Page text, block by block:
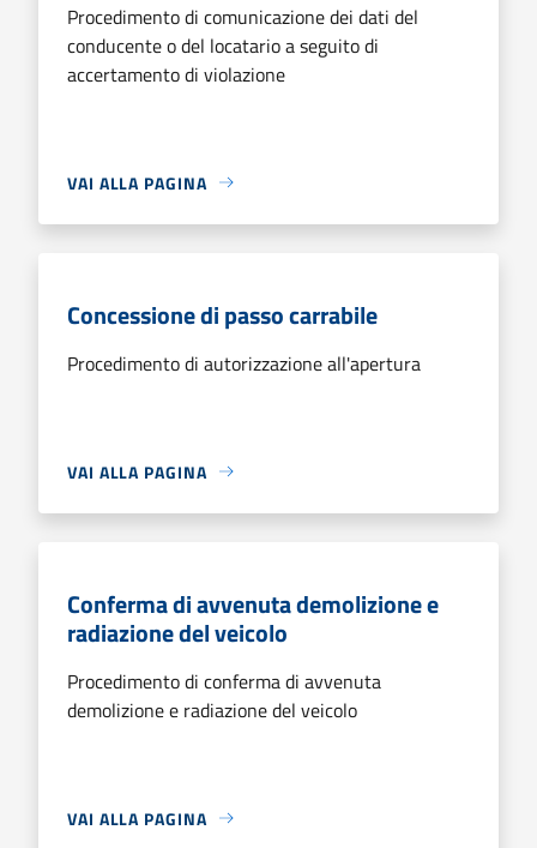
Procedimento di comunicazione dei dati del
conducente o del locatario a seguito di
accertamento di violazione
VAI ALLA PAGINA
Concessione di passo carrabile
Procedimento di autorizzazione all'apertura
VAI ALLA PAGINA
Conferma di avvenuta demolizione e
radiazione del veicolo
Procedimento di conferma di avvenuta
demolizione e radiazione del veicolo
VAI ALLA PAGINA